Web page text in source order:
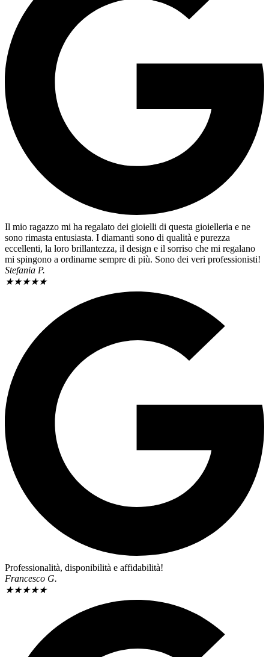
Il mio ragazzo mi ha regalato dei gioielli di questa gioielleria e ne
sono rimasta entusiasta. I diamanti sono di qualità e purezza
eccellenti, la loro brillantezza, il design e il sorriso che mi regalano
mi spingono a ordinarne sempre di più. Sono dei veri professionisti!
Stefania P.
★★★★★
Professionalità, disponibilità e affidabilità!
Francesco G.
★★★★★